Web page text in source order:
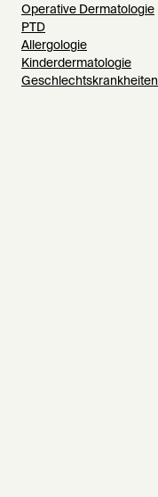
Operative Dermatologie
PTD
Allergologie
Kinderdermatologie
Geschlechtskrankheiten